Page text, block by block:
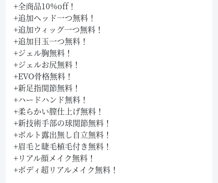
+全商品10%off！
+追加ヘッド一つ無料！
+追加ウィッグ一つ無料！
+追加目玉一つ無料！
+ジェル胸無料！
+ジェルお尻無料！
+EVO骨格無料！
+新足指関節無料！
+ハードハンド無料！
+柔らかい膣仕上げ無料！
+新技術手部の球関節無料！
+ボルト露出無し自立無料！
+眉毛と睫毛植毛付き無料！
+リアル顔メイク無料！
+ボディ超リアルメイク無料！